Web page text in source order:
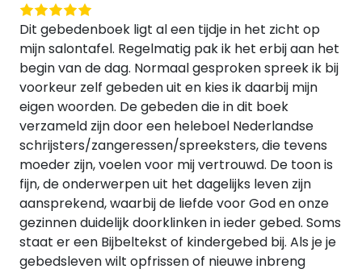
Dit gebedenboek ligt al een tijdje in het zicht op
mijn salontafel. Regelmatig pak ik het erbij aan het
begin van de dag. Normaal gesproken spreek ik bij
voorkeur zelf gebeden uit en kies ik daarbij mijn
eigen woorden. De gebeden die in dit boek
verzameld zijn door een heleboel Nederlandse
schrijsters/zangeressen/spreeksters, die tevens
moeder zijn, voelen voor mij vertrouwd. De toon is
fijn, de onderwerpen uit het dagelijks leven zijn
aansprekend, waarbij de liefde voor God en onze
gezinnen duidelijk doorklinken in ieder gebed. Soms
staat er een Bijbeltekst of kindergebed bij. Als je je
gebedsleven wilt opfrissen of nieuwe inbreng